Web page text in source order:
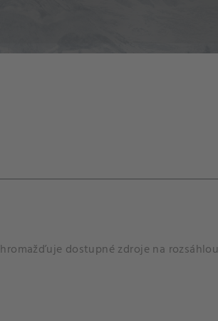
dostupné zdroje na rozsáhlou